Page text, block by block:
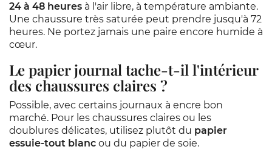
24 à 48 heures à l'air libre, à température ambiante.
Une chaussure très saturée peut prendre jusqu'à 72
heures. Ne portez jamais une paire encore humide à
cœur.
Le papier journal tache-t-il l'intérieur
des chaussures claires ?
Possible, avec certains journaux à encre bon
marché. Pour les chaussures claires ou les
doublures délicates, utilisez plutôt du papier
essuie-tout blanc ou du papier de soie.